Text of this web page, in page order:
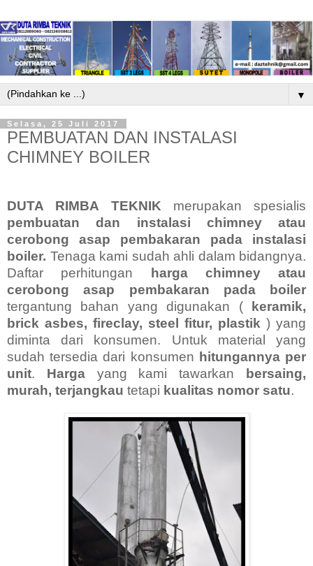
▼
Selasa, 25 Juli 2017
PEMBUATAN DAN INSTALASI
CHIMNEY BOILER
DUTA RIMBA TEKNIK merupakan spesialis
pembuatan dan instalasi chimney atau
cerobong asap pembakaran pada instalasi
boiler. Tenaga kami sudah ahli dalam bidangnya.
Daftar perhitungan
harga chimney atau
cerobong asap pembakaran pada boiler
tergantung bahan yang digunakan (
keramik,
brick asbes, fireclay, steel fitur, plastik ) yang
diminta dari konsumen. Untuk material yang
sudah tersedia dari konsumen hitungannya per
unit. Hargayang kami tawarkan
bersaing,
murah, terjangkau tetapi kualitas nomor satu.